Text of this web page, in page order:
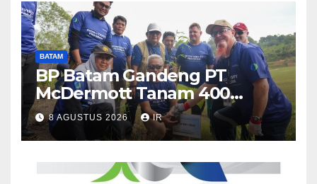
BATAM
BP Batam Gandeng PT
McDermott Tanam 400
Bambu Betung di Waduk
Nongsa
8 AGUSTUS 2026 IR